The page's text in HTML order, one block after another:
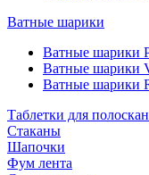
Ватные шарики
Ватные шарики
Ватные шарики
Ватные шарики
Таблетки для
Стаканы
Шапочки
Фум лента